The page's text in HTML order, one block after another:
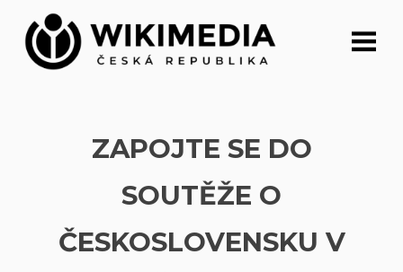
Přeskočit
obsah
ZAPOJTE SE DO
SOUTĚŽE O
ČESKOSLOVENSKU V